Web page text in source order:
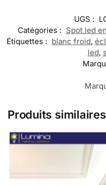
UGS :
Catégories : Spot led
Étiquettes : blanc froid,
led,
Produits similaires